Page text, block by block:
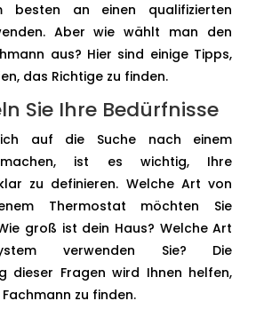
besten an einen qualifizierten
Aber wie wählt man den
aus? Hier sind einige Tipps,
das Richtige zu finden.
Sie Ihre Bedürfnisse
auf die Suche nach einem
machen, ist es wichtig, Ihre
zu definieren. Welche Art von
Thermostat möchten Sie
groß ist dein Haus? Welche Art
verwenden Sie? Die
dieser Fragen wird Ihnen helfen,
zu finden.